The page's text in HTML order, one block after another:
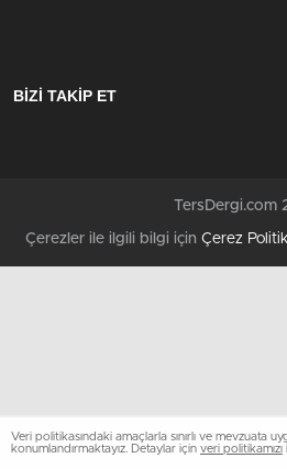
BİZİ TAKİP ET
TersDergi.com
Çerezler ile ilgili bilgi için Çerez
Veri politikasındaki amaçlarla sınırlı ve mevzuata
konumlandırmaktayız. Detaylar için veri politikamızı